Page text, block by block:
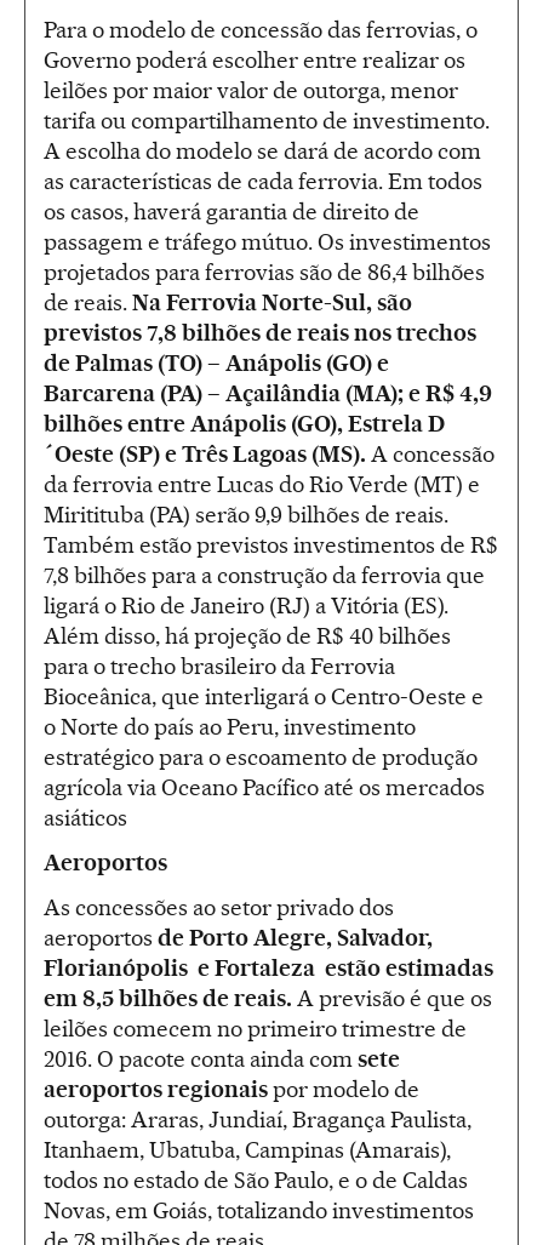
Para o modelo de concessão das ferrovias, o
Governo poderá escolher entre realizar os
leilões por maior valor de outorga, menor
tarifa ou compartilhamento de investimento.
A escolha do modelo se dará de acordo com
as características de cada ferrovia. Em todos
os casos, haverá garantia de direito de
passagem e tráfego mútuo. Os investimentos
projetados para ferrovias são de 86,4 bilhões
de reais.Na Ferrovia Norte-Sul, são
previstos 7,8 bilhões de reais nos trechos
de Palmas (TO) – Anápolis (GO) e
Barcarena (PA) – Açailândia (MA); e R$ 4,9
bilhões entre Anápolis (GO), Estrela D
´Oeste (SP) e Três Lagoas (MS). A concessão
da ferrovia entre Lucas do Rio Verde (MT) e
Miritituba (PA) serão 9,9 bilhões de reais.
Também estão previstos investimentos de R$
7,8 bilhões para a construção da ferrovia que
ligará o Rio de Janeiro (RJ) a Vitória (ES).
Além disso, há projeção de R$ 40 bilhões
para o trecho brasileiro da Ferrovia
Bioceânica, que interligará o Centro-Oeste e
o Norte do país ao Peru, investimento
estratégico para o escoamento de produção
agrícola via Oceano Pacífico até os mercados
asiáticos
Aeroportos
As concessões ao setor privado dos
aeroportos de Porto Alegre, Salvador,
Florianópolis e Fortaleza estão estimadas
em 8,5 bilhões de reais. A previsão é que os
leilões comecem no primeiro trimestre de
2016. O pacote conta ainda comsete
aeroportos regionaispor modelo de
outorga: Araras, Jundiaí, Bragança Paulista,
Itanhaem, Ubatuba, Campinas (Amarais),
todos no estado de São Paulo, e o de Caldas
Novas, em Goiás, totalizando investimentos